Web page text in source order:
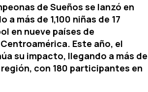
de Sueños se lanzó en
a más de 1,100 niñas de 17
en nueve países de
Este año, el
su impacto, llegando a más de
región, con 180 participantes en